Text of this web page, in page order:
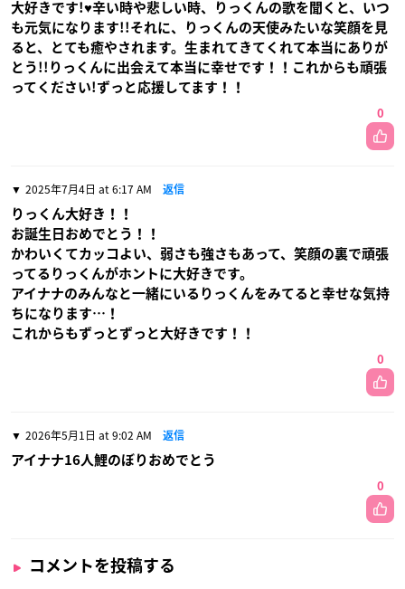
大好きです!♥辛い時や悲しい時、りっくんの歌を聞くと、いつ
も元気になります!!それに、りっくんの天使みたいな笑顔を見
ると、とても癒やされます。生まれてきてくれて本当にありが
とう!!りっくんに出会えて本当に幸せです！！これからも頑張
ってください!ずっと応援してます！！
0
2025年7月4日 at 6:17 AM 返信
りっくん大好き！！
お誕生日おめでとう！！
かわいくてカッコよい、弱さも強さもあって、笑顔の裏で頑張
ってるりっくんがホントに大好きです。
アイナナのみんなと一緒にいるりっくんをみてると幸せな気持
ちになります…！
これからもずっとずっと大好きです！！
0
2026年5月1日 at 9:02 AM 返信
アイナナ16人鯉のぼりおめでとう
0
コメントを投稿する